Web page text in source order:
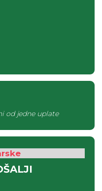
od jedne uplate